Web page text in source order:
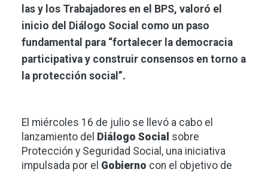
las y los Trabajadores en el BPS, valoró el
inicio del Diálogo Social como un paso
fundamental para “fortalecer la democracia
participativa y construir consensos en torno a
la protección social”.
El miércoles 16 de julio se llevó a cabo el
lanzamiento del
Diálogo Social sobre
Protección y Seguridad Social, una iniciativa
impulsada por el Gobierno con el objetivo de